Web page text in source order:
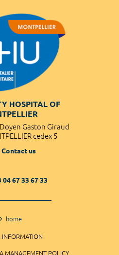
HOSPITAL OF
Gaston Giraud
cedex 5
Contact us
04 67 33 67 33
home
INFORMATION
MANAGEMENT POLICY